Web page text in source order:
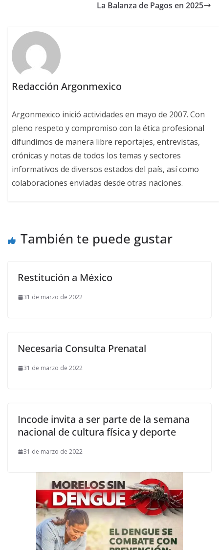
La Balanza de Pagos en 2025
Redacción Argonmexico
Argonmexico inició actividades en mayo de 2007. Con
pleno respeto y compromiso con la ética profesional
difundimos de manera libre reportajes, entrevistas,
crónicas y notas de todos los temas y sectores
informativos de diversos estados del país, así como
colaboraciones enviadas desde otras naciones.
También te puede gustar
Restitución a México
31 de marzo de 2022
Necesaria Consulta Prenatal
31 de marzo de 2022
Incode invita a ser parte de la semana
nacional de cultura física y deporte
31 de marzo de 2022